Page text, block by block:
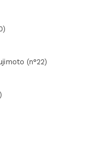
(n°22)